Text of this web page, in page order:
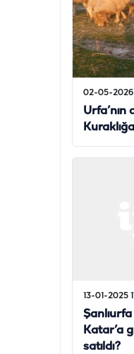
02-05-2026
13-01-2025
Katar’a
satıldı?